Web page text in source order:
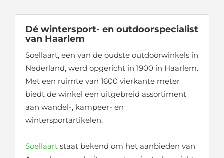
Dé wintersport- en outdoorspecialist
van Haarlem
Soellaart, een van de oudste outdoorwinkels in
Nederland, werd opgericht in 1900 in Haarlem.
Met een ruimte van 1600 vierkante meter
biedt de winkel een uitgebreid assortiment
aan wandel-, kampeer- en
wintersportartikelen.
Soellaart staat bekend om het aanbieden van